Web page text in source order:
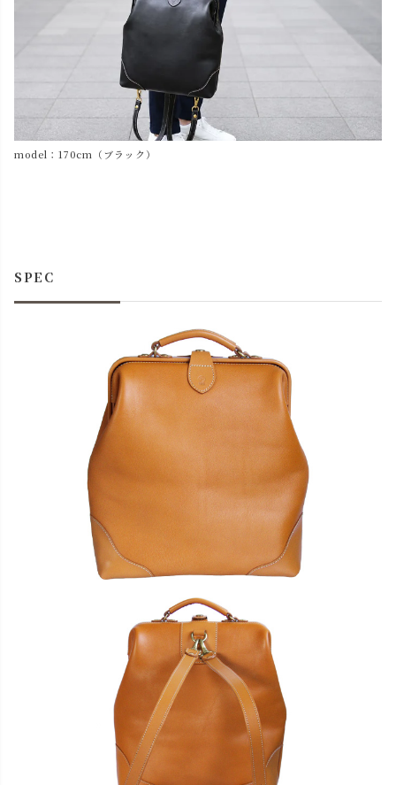
model：170cm（ブラック）
SPEC